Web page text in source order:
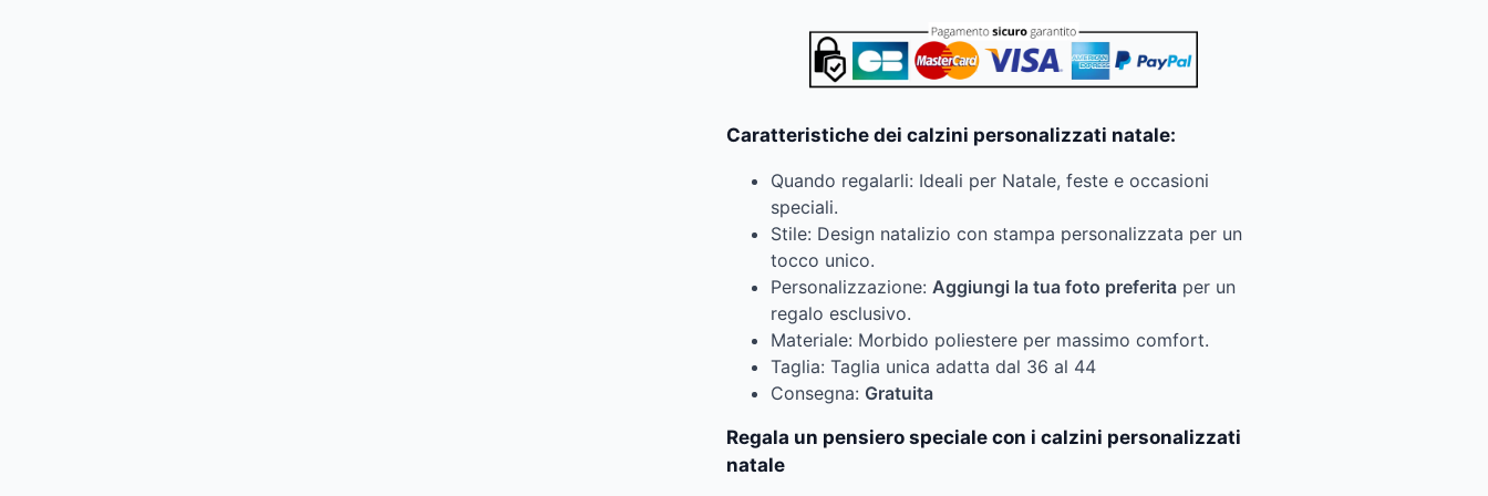
Caratteristiche dei calzini personalizzati natale:
Quando regalarli: Ideali per Natale, feste e occasioni
speciali.
Stile: Design natalizio con stampa personalizzata per un
tocco unico.
Personalizzazione: Aggiungi la tua foto preferita per un
regalo esclusivo.
Materiale: Morbido poliestere per massimo comfort.
Taglia: Taglia unica adatta dal 36 al 44
Consegna: Gratuita
Regala un pensiero speciale con i calzini personalizzati
natale